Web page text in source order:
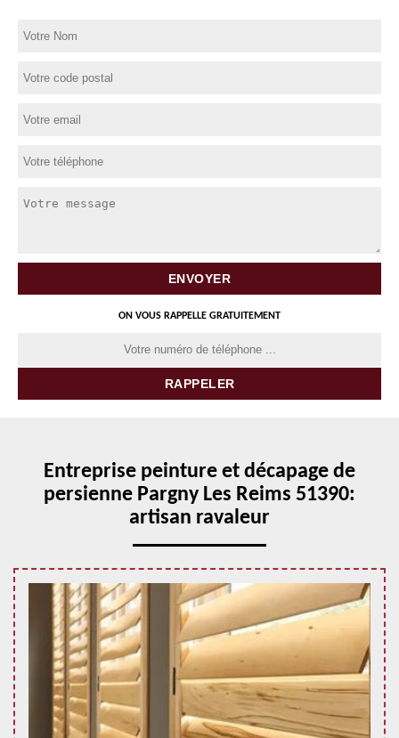
ON VOUS RAPPELLE GRATUITEMENT
Entreprise peinture et décapage de
persienne Pargny Les Reims 51390:
artisan ravaleur